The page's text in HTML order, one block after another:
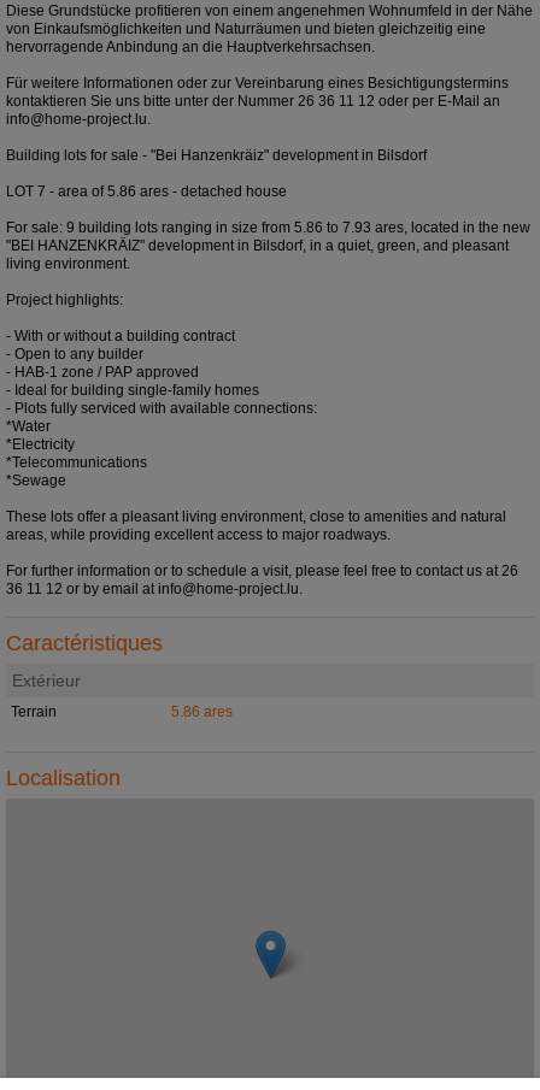
Diese Grundstücke profitieren von einem angenehmen Wohnumfeld in der Nähe
von Einkaufsmöglichkeiten und Naturräumen und bieten gleichzeitig eine
hervorragende Anbindung an die Hauptverkehrsachsen.
Für weitere Informationen oder zur Vereinbarung eines Besichtigungstermins
kontaktieren Sie uns bitte unter der Nummer 26 36 11 12 oder per E-Mail an
info@home-project.lu.
Building lots for sale - "Bei Hanzenkräiz" development in Bilsdorf
LOT 7 - area of 5.86 ares - detached house
For sale: 9 building lots ranging in size from 5.86 to 7.93 ares, located in the new
"BEI HANZENKRÄIZ" development in Bilsdorf, in a quiet, green, and pleasant
living environment.
Project highlights:
- With or without a building contract
- Open to any builder
- HAB-1 zone / PAP approved
- Ideal for building single-family homes
- Plots fully serviced with available connections:
*Water
*Electricity
*Telecommunications
*Sewage
These lots offer a pleasant living environment, close to amenities and natural
areas, while providing excellent access to major roadways.
For further information or to schedule a visit, please feel free to contact us at 26
36 11 12 or by email at info@home-project.lu.
Caractéristiques
Extérieur
Terrain 5.86 ares
Localisation